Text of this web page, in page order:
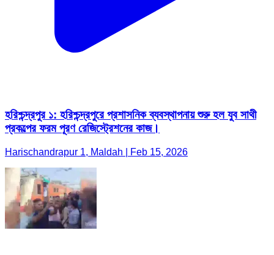
হরিশ্চন্দ্রপুর ১: হরিশ্চন্দ্রপুরে প্রশাসনিক ব্যবস্থাপনায় শুরু হল যুব সাথী
প্রকল্পের ফরম পূরণ রেজিস্ট্রেশনের কাজ।
Harischandrapur 1, Maldah | Feb 15, 2026